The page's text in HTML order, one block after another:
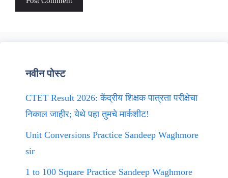
नवीन पोस्ट
CTET Result 2026: केंद्रीय शिक्षक पात्रता परीक्षेचा
निकाल जाहीर; येथे पहा तुमचे मार्कशीट!
Unit Conversions Practice Sandeep Waghmore
sir
1 to 100 Square Practice Sandeep Waghmore